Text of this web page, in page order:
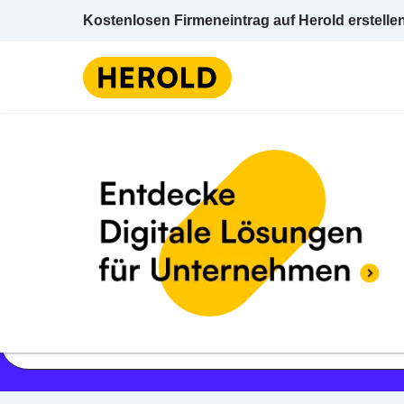
Kostenlosen Firmeneintrag auf Herold